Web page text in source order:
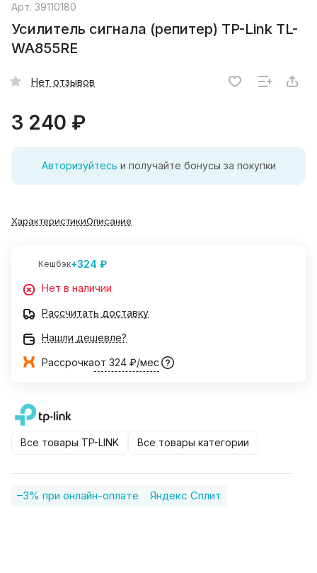
Арт. 39110180
Усилитель сигнала (репитер) TP-Link TL-
WA855RE
Нет отзывов
3 240 ₽
Авторизуйтесь и получайте бонусы за покупки
ХарактеристикиОписание
Кешбэк+324 ₽
Нет в наличии
Рассчитать доставку
Нашли дешевле?
Рассрочкаот 324 ₽/мес
Все товары TP-LINK Все товары категории
–3% при онлайн-оплате Яндекс Сплит